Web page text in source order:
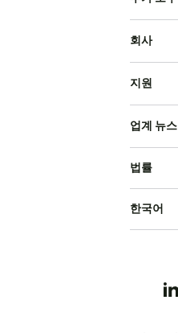
회사
지원
업계 뉴스
법률
한국어